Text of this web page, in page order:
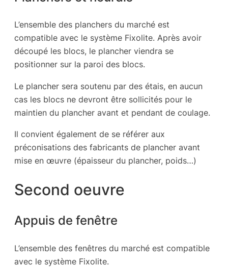
L’ensemble des planchers du marché est
compatible avec le système Fixolite. Après avoir
découpé les blocs, le plancher viendra se
positionner sur la paroi des blocs.
Le plancher sera soutenu par des étais, en aucun
cas les blocs ne devront être sollicités pour le
maintien du plancher avant et pendant de coulage.
Il convient également de se référer aux
préconisations des fabricants de plancher avant
mise en œuvre (épaisseur du plancher, poids…)
Second oeuvre
Appuis de fenêtre
L’ensemble des fenêtres du marché est compatible
avec le système Fixolite.